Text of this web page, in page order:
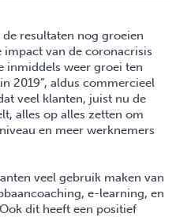
resultaten nog groeien
impact van de coronacrisis
inmiddels weer groei ten
2019”, aldus commercieel
veel klanten, juist nu de
alles op alles zetten om
en meer werknemers
veel gebruik maken van
e-learning, en
dit heeft een positief